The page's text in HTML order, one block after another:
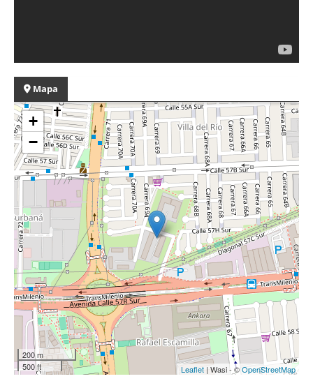
Mapa
+
−
200 m
500 ft
Leaflet | Wasi - ©OpenStreetMap